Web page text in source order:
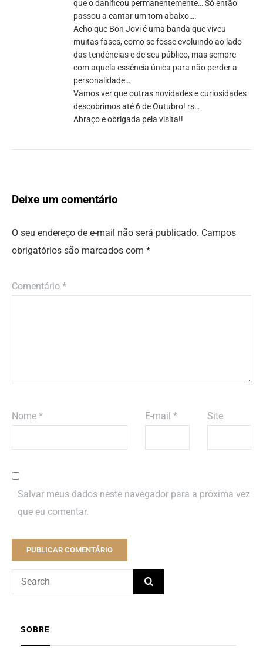
que o danificou permanentemente… Só então
passou a cantar um tom abaixo….
Acho que Bon Jovi é uma banda que viveu
muitas fases, como se fosse evoluindo ao lado
das tendências e de seu público, mas sempre
com aquela essência única para não perder a
personalidade…
Vamos ver que outras novidades e curiosidades
descobrimos até 6 de Outubro! rs…
Abraço e obrigada pela visita!!
Deixe um comentário
O seu endereço de e-mail não será publicado. Campos
obrigatórios são marcados com *
Comentário *
Nome * E-mail * Site
Salvar meus dados neste navegador para a próxima vez
que eu comentar.
SOBRE